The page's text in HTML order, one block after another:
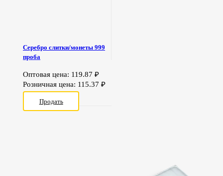
Серебро слитки/монеты 999
проба
Оптовая цена: 119.87₽
Розничная цена: 115.37₽
Продать